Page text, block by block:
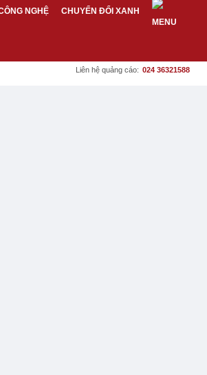
NGHỆ CHUYỂN ĐỔI XANH
Liên hệ quảng cáo: 024 36321588